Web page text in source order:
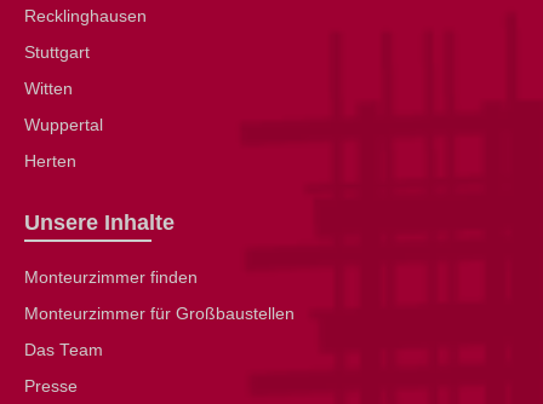
Recklinghausen
Stuttgart
Witten
Wuppertal
Herten
Unsere Inhalte
Monteurzimmer finden
Monteurzimmer für Großbaustellen
Das Team
Presse